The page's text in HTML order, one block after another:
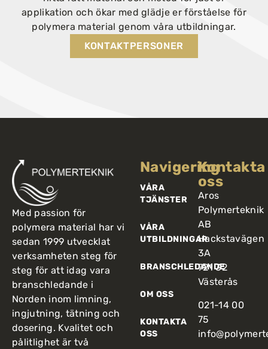
applikation och ökar med glädje er förståelse för
polymera material genom våra utbildningar.
KONTAKTPERSONER
Med passion för
polymera material har vi
sedan 1999 utvecklat
verksamheten steg för
steg för att idag vara
branschledande i
Norden inom limning,
ingjutning, tätning och
dosering. Kvalitet och
pålitlighet är två
Navigering
VÅRA
TJÄNSTER
VÅRA
UTBILDNINGAR
BRANSCHLEDANDE
OM OSS
KONTAKTA
OSS
Kontakta
oss
Aros
Polymerteknik
AB
Hackstavägen
3A
721 32
Västerås
021-14 00
75